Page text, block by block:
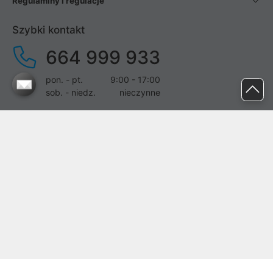
Szybki kontakt
664 999 933
pon. - pt.
9:00 - 17:00
sob. - niedz.
nieczynne